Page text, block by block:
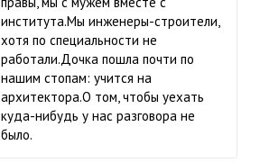
института.Мы инженеры-строители,
хотя по специальности не
работали.Дочка пошла почти по
нашим стопам: учится на
архитектора.О том, чтобы уехать
куда-нибудь у нас разговора не
было.